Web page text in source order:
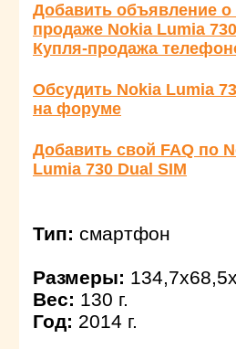
Добавить объявление о
продаже Nokia Lumia
Купля-продажа
Обсудить Nokia Lumia
на форуме
Добавить свой FAQ по
Lumia 730 Dual SIM
Тип: смартфон
Размеры:
Вес: 130 г.
Год: 2014 г.